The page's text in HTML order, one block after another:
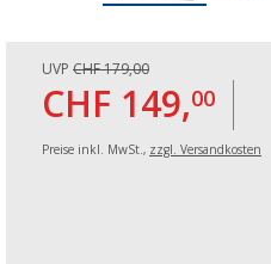
UVP CHF 179,00
CHF 149,00
Preise inkl. MwSt., zzgl. Versandkosten